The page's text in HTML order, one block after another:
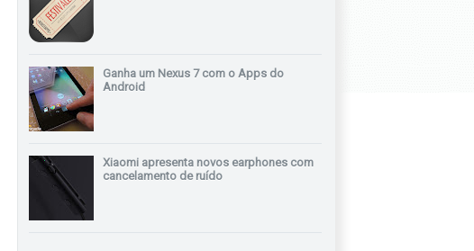
Ganha um Nexus 7 com o Apps do
Android
Xiaomi apresenta novos earphones com
cancelamento de ruído